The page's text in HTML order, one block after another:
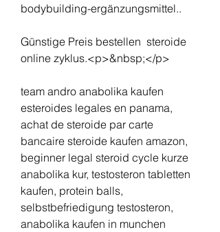
bodybuilding-ergänzungsmittel..
Günstige Preis bestellen  steroide
online zyklus.<p>&nbsp;</p>
team andro anabolika kaufen
esteroides legales en panama,
achat de steroide par carte
bancaire steroide kaufen amazon,
beginner legal steroid cycle kurze
anabolika kur, testosteron tabletten
kaufen, protein balls,
selbstbefriedigung testosteron,
anabolika kaufen in munchen